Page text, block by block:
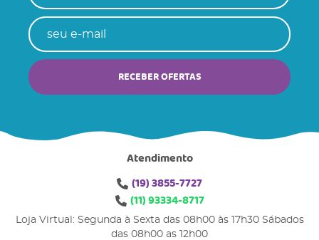
RECEBER OFERTAS
Atendimento
(19)3855-7727
(11)93334-8717
Loja Virtual: Segunda à Sexta das 08h00 às 17h30 Sábados
das 08h00 as 12h00